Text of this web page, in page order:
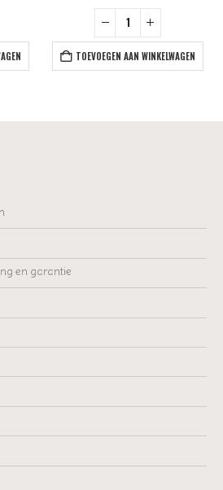
TOEVOEGEN AAN WINKELWAGEN
en garantie